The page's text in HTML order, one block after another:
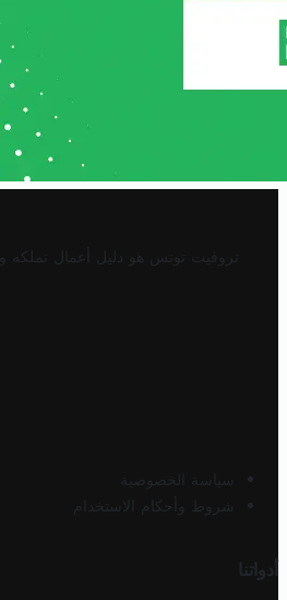
تروفيت تونس هو دليل أعمال تملكه
سياسة الخصوصية
شروط وأحكام الاستخدام
أدواتنا